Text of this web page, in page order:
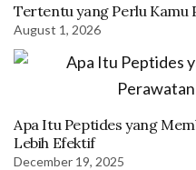
Tertentu yang Perlu Kamu
August 1, 2026
Apa Itu Peptides yang
Lebih Efektif
December 19, 2025